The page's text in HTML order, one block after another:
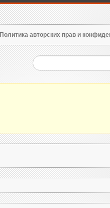
Политика авторских прав и